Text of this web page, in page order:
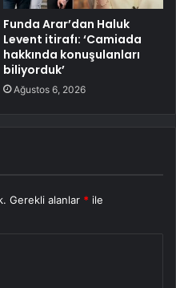
Funda Arar’dan Haluk
Levent itirafı: ‘Camiada
hakkında konuşulanları
biliyorduk’
Ağustos 6, 2026
Gerekli alanlar * ile